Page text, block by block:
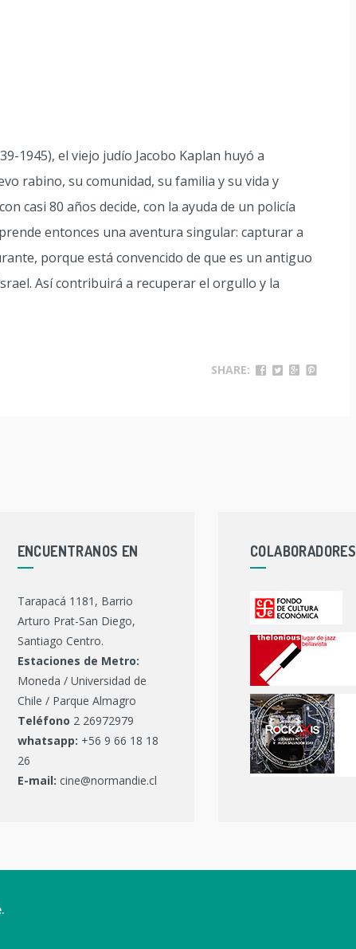
1945), el viejo judío Jacobo Kaplan huyó a
rabino, su comunidad, su familia y su vida y
casi 80 años decide, con la ayuda de un policía
entonces una aventura singular: capturar a
porque está convencido de que es un antiguo
Así contribuirá a recuperar el orgullo y la
SHARE:
ENCUENTRANOS EN
Tarapacá 1181, Barrio
Arturo Prat-San Diego,
Santiago Centro.
Estaciones de Metro:
Moneda / Universidad de
Chile / Parque Almagro
Teléfono 2 26972979
whatsapp: +56 9 66 18 18
26
E-mail: cine@normandie.cl
COLABORADORES